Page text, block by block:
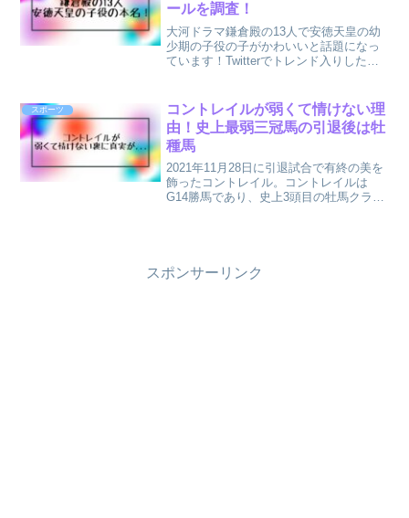
ールを調査！
大河ドラマ鎌倉殿の13人で安徳天皇の幼
少期の子役の子がかわいいと話題になっ
ています！Twitterでトレンド入りしたほ
えに今後ドラマでの安徳天皇入水シーン
を想像すると悲し...
スポーツ
コントレイルが弱くて情けない理
由！史上最弱三冠馬の引退後は牡
種馬
2021年11月28日に引退試合で有終の美を
飾ったコントレイル。コントレイルは
G14勝馬であり、史上3頭目の牡馬クラシ
スポンサーリンク